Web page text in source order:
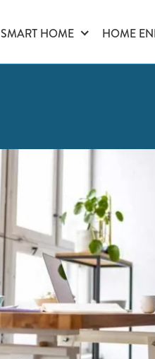
SMART HOME HOME